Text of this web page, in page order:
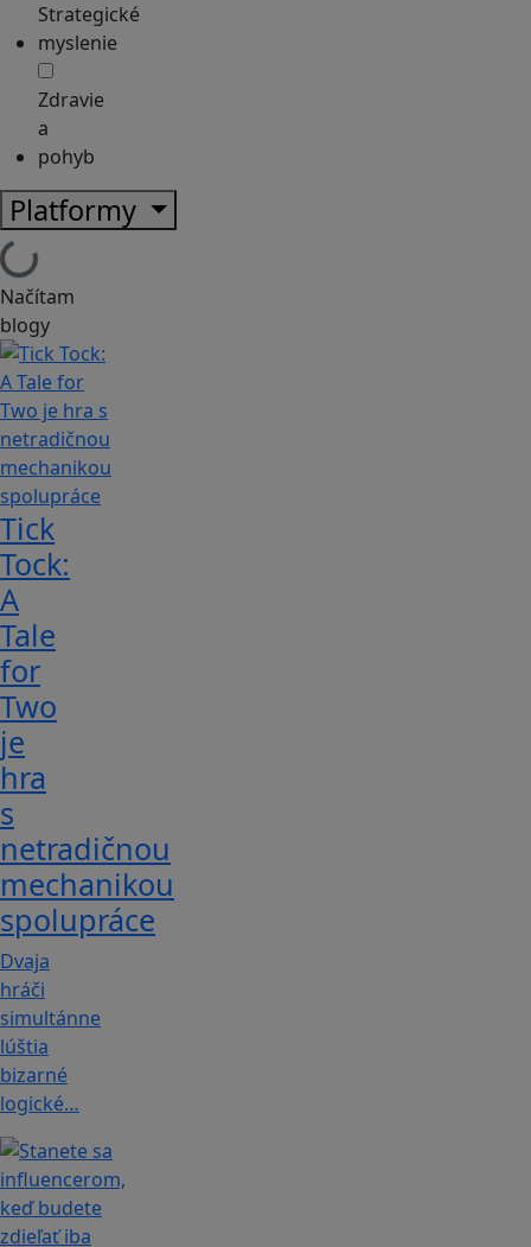
Strategické
myslenie
Zdravie
a
pohyb
Platformy
Načítam
blogy
Tick
Tock:
A
Tale
for
Tw‪o
je
hra
s
netradičnou
mechanikou
spolupráce
Dvaja
hráči
simultánne
lúštia
bizarné
logické…